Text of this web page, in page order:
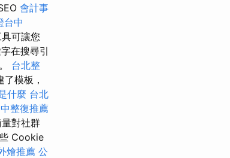
會計事
台中
可讓您
在搜尋引
台北整
模板，
什麼 台北
整復推薦
對社群
Cookie
燴推薦 公